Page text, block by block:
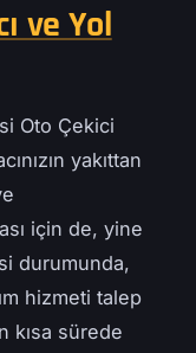
ve Yol
Oto Çekici
yakıttan
için de, yine
durumunda,
hizmeti talep
kısa sürede